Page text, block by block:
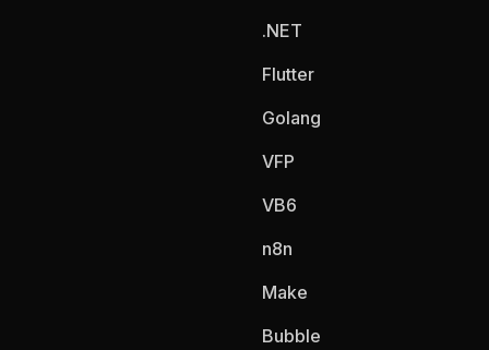
.NET
Flutter
Golang
VFP
VB6
n8n
Make
Bubble